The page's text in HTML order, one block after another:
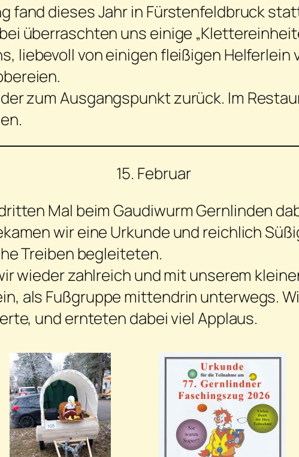
fand dieses Jahr in Fürstenfeldbruck
überraschten uns einige
liebevoll von einigen fleißigen
zum Ausgangspunkt zurück. Im
15. Februar
Mal beim Gaudiwurm Gernlinden
wir eine Urkunde und reichlich
Treiben begleiteten.
wieder zahlreich und mit unserem
als Fußgruppe mittendrin unterwegs.
und ernteten dabei viel Applaus.